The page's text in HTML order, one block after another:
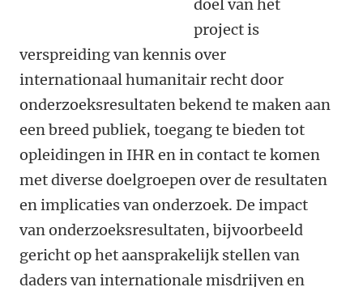
doel van het
project is
verspreiding van kennis over
internationaal humanitair recht door
onderzoeksresultaten bekend te maken aan
een breed publiek, toegang te bieden tot
opleidingen in IHR en in contact te komen
met diverse doelgroepen over de resultaten
en implicaties van onderzoek. De impact
van onderzoeksresultaten, bijvoorbeeld
gericht op het aansprakelijk stellen van
daders van internationale misdrijven en